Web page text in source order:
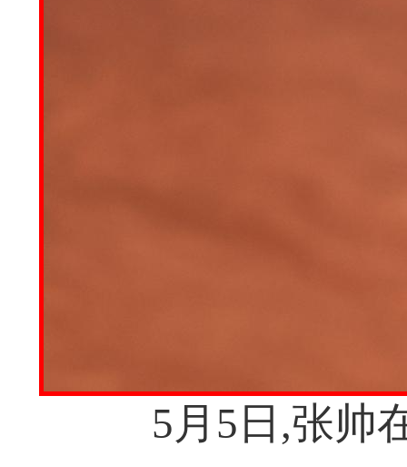
5月5日,张帅